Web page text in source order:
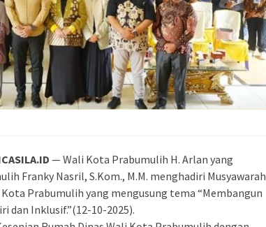
— Wali Kota Prabumulih H. Arlan yang
Franky Nasril, S.Kom., M.M. menghadiri Musyawarah
Kota Prabumulih yang mengusung tema “Membangun
dan Inklusif.”(12-10-2025).